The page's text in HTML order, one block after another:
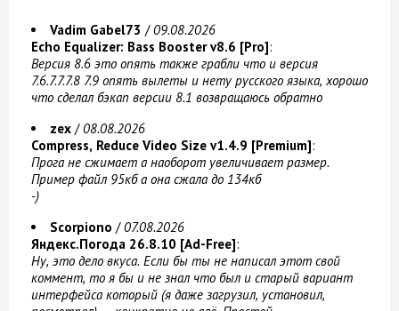
Vadim Gabel73 /09.08.2026
Echo Equalizer: Bass Booster v8.6 [Pro]:
Версия 8.6 это опять также грабли что и версия
7.6.7.7.7.8 7.9 опять вылеты и нету русского языка, хорошо
что сделал бэкап версии 8.1 возвращаюсь обратно
zex /08.08.2026
Compress, Reduce Video Size v1.4.9 [Premium]:
Прога не сжимает а наоборот увеличивает размер.
Пример файл 95кб а она сжала до 134кб
-)
Scorpiono /07.08.2026
Яндекс.Погода 26.8.10 [Ad-Free]:
Ну, это дело вкуса. Если бы ты не написал этот свой
коммент, то я бы и не знал что был и старый вариант
интерфейса который (я даже загрузил, установил,